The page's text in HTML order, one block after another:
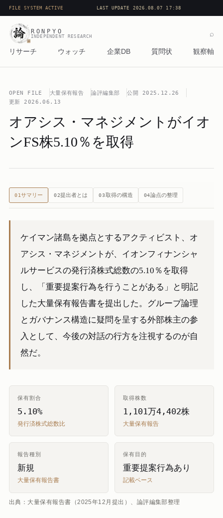
FILE SYSTEM ACTIVE LAST UPDATE 2026.08.07 17:38
RONPYO
INDEPENDENT RESEARCH
リサーチ ウォッチ 企業DB 質問状 観察軸
⌕
OPEN FILE 大量保有報告 論評編集部 公開
2025.12.26
更新 2026.06.13
オアシス・マネジメントがイオ
ンFS株5.10％を取得
01サマリー 02提出者とは 03取得の構造 04論点の整理
ケイマン諸島を拠点とするアクティビスト、オ
アシス・マネジメントが、イオンフィナンシャ
ルサービスの発行済株式総数の5.10％を取得
し、「重要提案行為を行うことがある」と明記
した大量保有報告書を提出した。グループ論理
とガバナンス構造に疑問を呈する外部株主の参
入として、今後の対話の行方を注視するのが自
然だ。
保有割合
5.10%
発行済株式総数比
取得株数
1,101万4,402株
大量保有報告
報告種別
新規
大量保有報告書
保有目的
重要提案行為あり
記載ベース
出典：大量保有報告書（2025年12月提出）、論評編集部整理